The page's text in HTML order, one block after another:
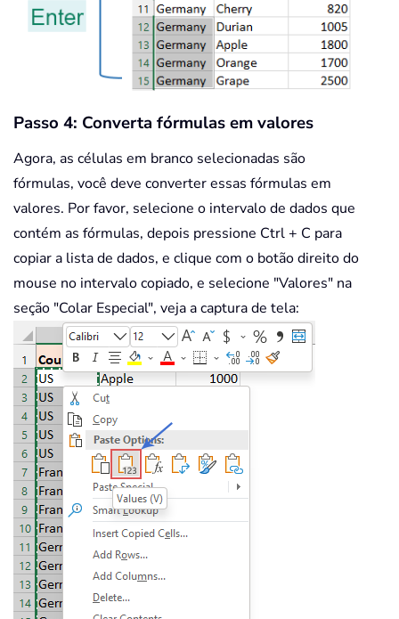
Passo 4: Converta fórmulas em valores
Agora, as células em branco selecionadas são
fórmulas, você deve converter essas fórmulas em
valores. Por favor, selecione o intervalo de dados que
contém as fórmulas, depois pressione Ctrl + C para
copiar a lista de dados, e clique com o botão direito do
mouse no intervalo copiado, e selecione "Valores" na
seção "Colar Especial", veja a captura de tela: